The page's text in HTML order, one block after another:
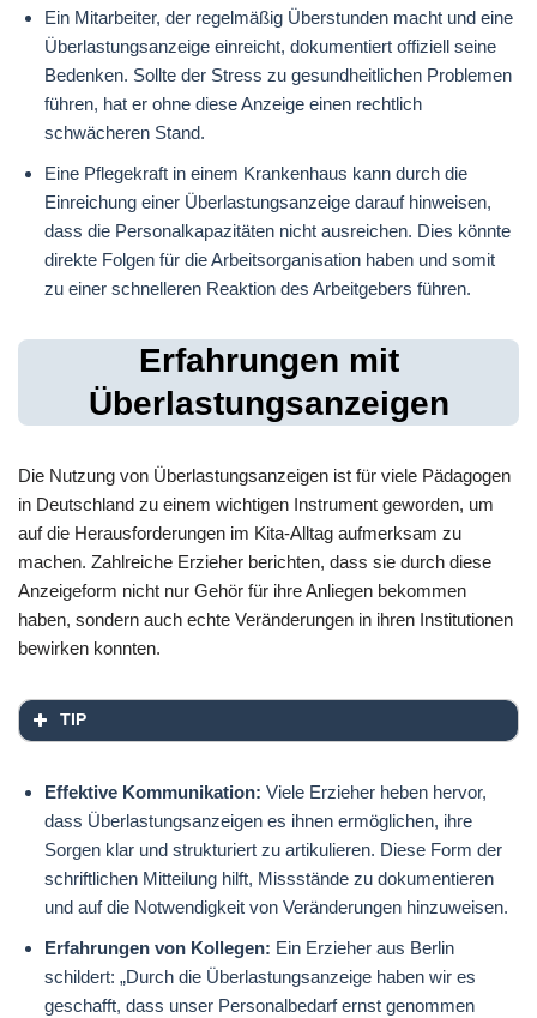
Ein Mitarbeiter, der regelmäßig Überstunden macht und eine
Überlastungsanzeige einreicht, dokumentiert offiziell seine
Bedenken. Sollte der Stress zu gesundheitlichen Problemen
führen, hat er ohne diese Anzeige einen rechtlich
schwächeren Stand.
Eine Pflegekraft in einem Krankenhaus kann durch die
Einreichung einer Überlastungsanzeige darauf hinweisen,
dass die Personalkapazitäten nicht ausreichen. Dies könnte
direkte Folgen für die Arbeitsorganisation haben und somit
zu einer schnelleren Reaktion des Arbeitgebers führen.
Erfahrungen mit
Überlastungsanzeigen
Die Nutzung von Überlastungsanzeigen ist für viele Pädagogen
in Deutschland zu einem wichtigen Instrument geworden, um
auf die Herausforderungen im Kita-Alltag aufmerksam zu
machen. Zahlreiche Erzieher berichten, dass sie durch diese
Anzeigeform nicht nur Gehör für ihre Anliegen bekommen
haben, sondern auch echte Veränderungen in ihren Institutionen
bewirken konnten.
TIP
Effektive Kommunikation: Viele Erzieher heben hervor,
dass Überlastungsanzeigen es ihnen ermöglichen, ihre
Sorgen klar und strukturiert zu artikulieren. Diese Form der
schriftlichen Mitteilung hilft, Missstände zu dokumentieren
und auf die Notwendigkeit von Veränderungen hinzuweisen.
Erfahrungen von Kollegen: Ein Erzieher aus Berlin
schildert: „Durch die Überlastungsanzeige haben wir es
geschafft, dass unser Personalbedarf ernst genommen